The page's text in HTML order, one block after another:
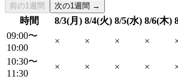
前の1週間 次の1週間 →
時間 8/3(月) 8/4(火) 8/5(水) 8/6(木)
09:00〜
10:00
× × × ×
10:30〜
11:30
× × × ×